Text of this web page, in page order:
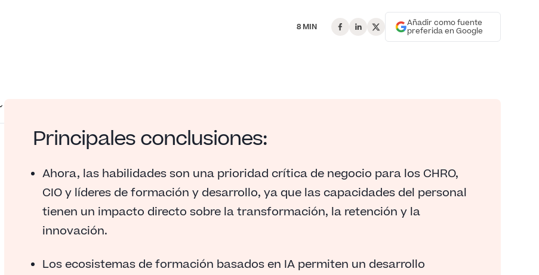
8 MIN Añadir como fuente
preferida en Google
Principales conclusiones:
Ahora, las habilidades son una prioridad crítica de negocio para los CHRO,
CIO y líderes de formación y desarrollo, ya que las capacidades del personal
tienen un impacto directo sobre la transformación, la retención y la
innovación.
Los ecosistemas de formación basados en IA permiten un desarrollo